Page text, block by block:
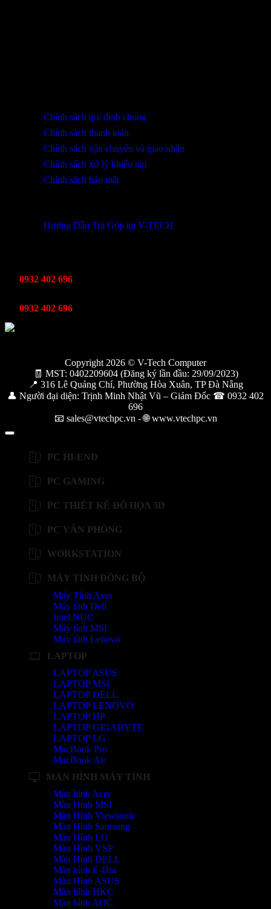
Chính sách qui định chung
Chính sách thanh toán
Chính sách vận chuyển và giao nhận
Chính sách xử lý khiếu nại
Chính sách bảo mật
Hướng Dẫn Trả Góp tại V-TECH
0932 402 696
0932 402 696
Copyright 2026 © V-Tech Computer
🧾 MST: 0402209604 (Đăng ký lần đầu: 29/09/2023)
📍 316 Lê Quảng Chí, Phường Hòa Xuân, TP Đà Nẵng
👤 Người đại diện: Trịnh Minh Nhật Vũ – Giám Đốc ☎ 0932 402
696
📧 sales@vtechpc.vn - 🌐 www.vtechpc.vn
PC HI-END
PC GAMING
PC THIẾT KẾ ĐỒ HỌA 3D
PC VĂN PHÒNG
WORKSTATION
MÁY TÍNH ĐỒNG BỘ
Máy Tính Asus
Máy tính Dell
Intel NUC
Máy tính MSI
Máy tính Lenovo
LAPTOP
LAPTOP ASUS
LAPTOP MSI
LAPTOP DELL
LAPTOP LENOVO
LAPTOP HP
LAPTOP GIGABYTE
LAPTOP LG
MacBook Pro
MacBook Air
MÀN HÌNH MÁY TÍNH
Màn hình Acer
Màn Hình MSI
Màn Hình Viewsonic
Màn Hình Samsung
Màn Hình LG
Màn Hình VSP
Màn Hình DELL
Màn hình E-Dra
Màn Hình ASUS
Màn hình HKC
Màn hình AOC